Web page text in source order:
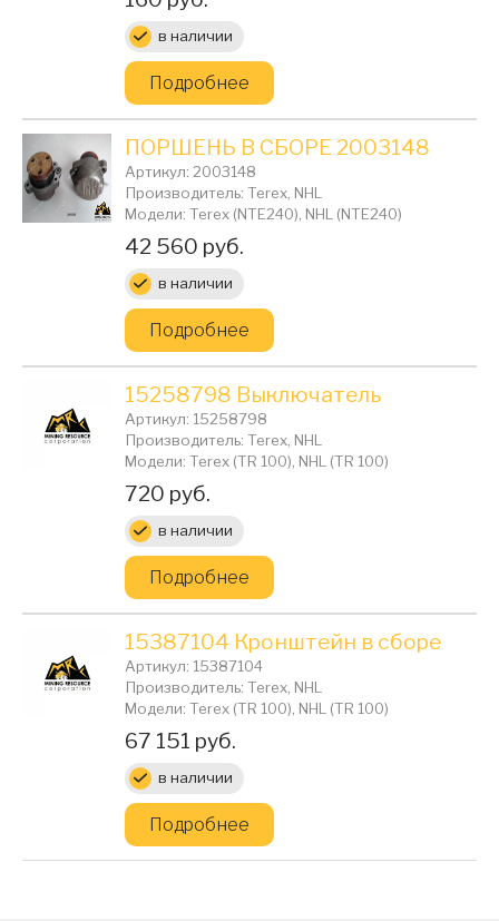
в наличии
Подробнее
ПОРШЕНЬ В СБОРЕ 2003148
Артикул: 2003148
Производитель: Terex, NHL
Модели: Terex (NTE240), NHL (NTE240)
Цена:
42 560 руб.
в наличии
Подробнее
15258798 Выключатель
Артикул: 15258798
Производитель: Terex, NHL
Модели: Terex (TR 100), NHL (TR 100)
Цена:
720 руб.
в наличии
Подробнее
15387104 Кронштейн в сборе
Артикул: 15387104
Производитель: Terex, NHL
Модели: Terex (TR 100), NHL (TR 100)
Цена:
67 151 руб.
в наличии
Подробнее